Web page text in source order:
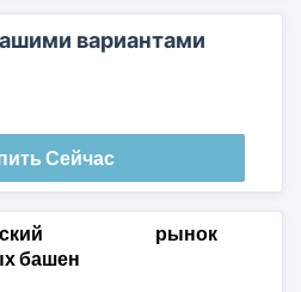
вариантами
Сейчас
рынок
башен